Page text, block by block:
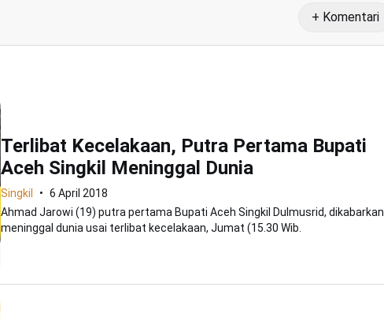
+ Komentari
Terlibat Kecelakaan, Putra Pertama Bupati
Aceh Singkil Meninggal Dunia
Singkil
6 April 2018
Ahmad Jarowi (19) putra pertama Bupati Aceh Singkil Dulmusrid, dikabarkan
meninggal dunia usai terlibat kecelakaan, Jumat (15.30 Wib.